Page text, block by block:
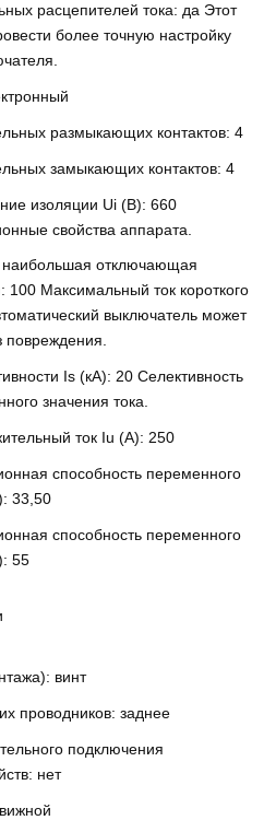
расцепителей тока: да Этот
более точную настройку
размыкающих контактов: 4
замыкающих контактов: 4
изоляции Ui (В): 660
свойства аппарата.
отключающая
100 Максимальный ток короткого
выключатель может
повреждения.
Is (кА): 20 Селективность
значения тока.
ток Iu (А): 250
способность переменного
33,50
способность переменного
55
винт
проводников: заднее
подключения
нет